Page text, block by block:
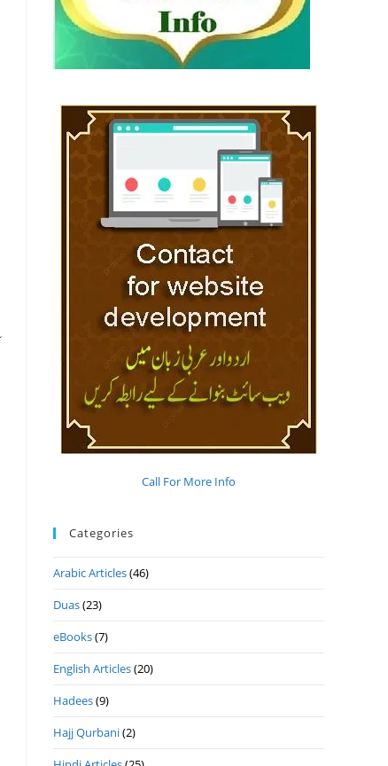
Call For More Info
Categories
Arabic Articles(46)
Duas(23)
eBooks(7)
English Articles(20)
Hadees(9)
Hajj Qurbani(2)